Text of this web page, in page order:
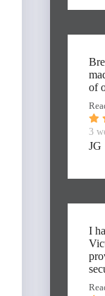
of
3
JG
I